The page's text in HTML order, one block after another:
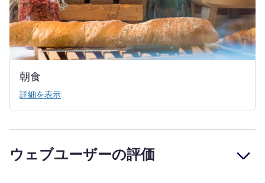
朝食
詳細を表示
ウェブユーザーの評価